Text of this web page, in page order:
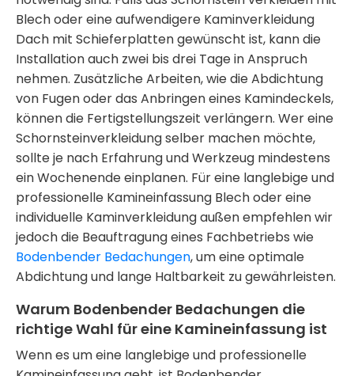
Blechoder eine aufwendigere Kaminverkleidung
Dach mit Schieferplatten gewünscht ist, kann die
Installation auch zwei bis drei Tage in Anspruch
nehmen. Zusätzliche Arbeiten, wie die Abdichtung
von Fugen oder das Anbringen eines Kamindeckels,
können die Fertigstellungszeit verlängern. Wer eine
Schornsteinverkleidung selber machen möchte,
sollte je nach Erfahrung und Werkzeug mindestens
ein Wochenende einplanen. Für eine langlebige und
professionelle Kamineinfassung Blechoder eine
individuelle Kaminverkleidung außenempfehlen wir
jedoch die Beauftragung eines Fachbetriebs wie
Bodenbender Bedachungen, um eine optimale
Abdichtung und lange Haltbarkeit zu gewährleisten.
Warum Bodenbender Bedachungen die
richtige Wahl für eine Kamineinfassung ist
Wenn es um eine langlebige und professionelle